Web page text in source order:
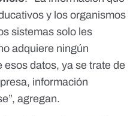
y los organismos
sistemas solo les
adquiere ningún
datos, ya se trate de
información
agregan.